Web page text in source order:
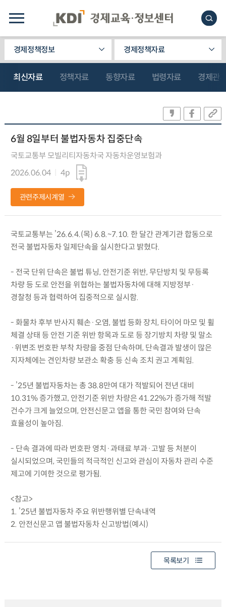
경제정책정보 경제정책자료
최신자료 정책자료 동향자료 법령자료 경제관
6월 8일부터 불법자동차 집중단속
국토교통부 모빌리티자동차국 자동차운영보험과
2026.06.04
4p
관련주제시계열
국토교통부는 ’26.6.4.(목) 6.8.~7.10. 한 달간 관계기관 합동으로
전국 불법자동차 일제단속을 실시한다고 밝혔다.
- 전국 단위 단속은 불법 튜닝, 안전기준 위반, 무단방치 및 무등록
차량 등 도로 안전을 위협하는 불법자동차에 대해 지방정부·
경찰청 등과 협력하여 집중적으로 실시함.
- 화물차 후부 반사지 훼손·오염, 불법 등화 장치, 타이어 마모 및 휠
체결 상태 등 안전 기준 위반 항목과 도로 등 장기방치 차량 및 말소
·위변조 번호판 부착 차량을 중점 단속하며, 단속결과 발생이 많은
지자체에는 견인차량 보관소 확충 등 신속 조치 권고 계획임.
- ’25년 불법자동차는 총 38.8만여 대가 적발되어 전년 대비
10.31% 증가했고, 안전기준 위반 차량은 41.22%가 증가해 적발
건수가 크게 늘었으며, 안전신문고 앱을 통한 국민 참여와 단속
효율성이 높아짐.
- 단속 결과에 따라 번호판 영치·과태료 부과·고발 등 처분이
실시되었으며, 국민들의 적극적인 신고와 관심이 자동차 관리 수준
제고에 기여한 것으로 평가됨.
<참고>
1. ’25년 불법자동차 주요 위반행위별 단속내역
2. 안전신문고 앱 불법자동차 신고방법(예시)
목록보기